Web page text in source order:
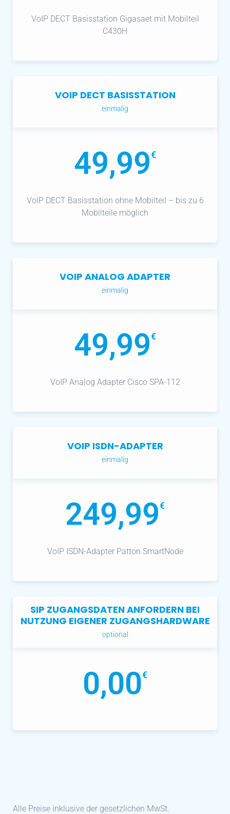
VoIP DECT Basisstation Gigasaet mit Mobilteil
C430H
VOIP DECT BASISSTATION
einmalig
49,99€
VoIP DECT Basisstation ohne Mobilteil – bis zu 6
Mobilteile möglich
VOIP ANALOG ADAPTER
einmalig
49,99€
VoIP Analog Adapter Cisco SPA-112
VOIP ISDN-ADAPTER
einmalig
249,99€
VoIP ISDN-Adapter Patton SmartNode
SIP ZUGANGSDATEN ANFORDERN BEI
NUTZUNG EIGENER ZUGANGSHARDWARE
optional
0,00€
Alle Preise inklusive der gesetzlichen MwSt.